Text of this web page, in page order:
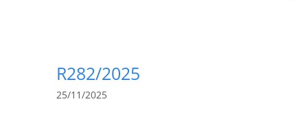
R282/2025
25/11/2025